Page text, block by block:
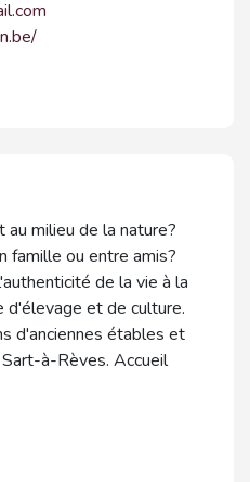
au milieu de la nature?
famille ou entre amis?
de la vie à la
d'élevage et de culture.
d'anciennes étables et
à-Rèves. Accueil